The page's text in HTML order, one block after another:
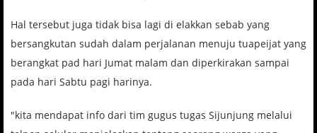
Hal tersebut juga tidak bisa lagi di elakkan sebab yang
bersangkutan sudah dalam perjalanan menuju tuapeijat yang
berangkat pad hari Jumat malam dan diperkirakan sampai
pada hari Sabtu pagi harinya.
"kita mendapat info dari tim gugus tugas Sijunjung melalui